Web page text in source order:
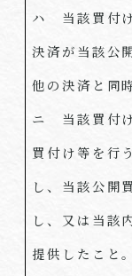
ハ 当該買付
決済が当該公
他の決済と同
ニ 当該買付
買付け等を行
し、当該公開
し、又は当該
提供したこと。